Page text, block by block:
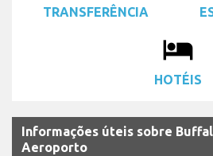
TRANSFERÊNCIA
local_hotel
HOTÉIS
Informações úteis sobre
Aeroporto